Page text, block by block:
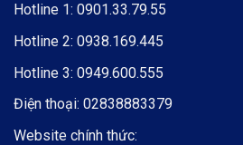
Hotline 1: 0901.33.79.55
Hotline 2: 0938.169.445
Hotline 3: 0949.600.555
Điện thoại: 02838883379
Website chính thức: